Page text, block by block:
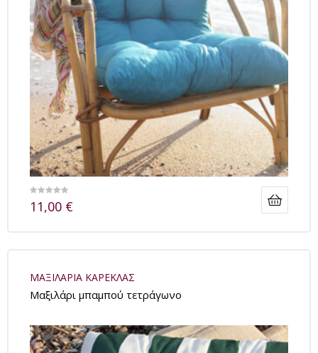
11,00 €
ΜΑΞΙΛΑΡΙΑ ΚΑΡΕΚΛΑΣ
Μαξιλάρι μπαμπού τετράγωνο